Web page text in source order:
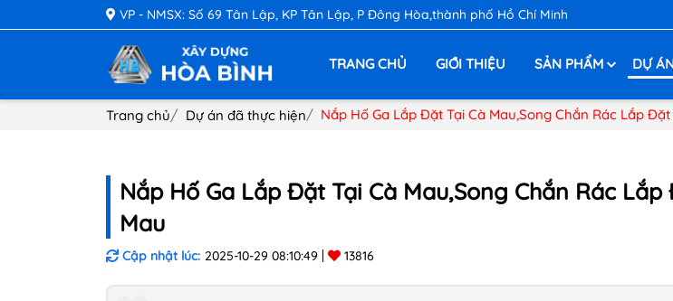
VP - NMSX: Số 69 Tân Lập, KP Tân Lập, P Đông Hòa,thành phố Hồ Chí Minh
TRANG CHỦ GIỚI THIỆU SẢN PHẨM DỰ
Trang chủ Dự án đã thực hiện Nắp Hố Ga Lắp Đặt Tại Cà Mau,Song Chắn Rác Lắp Đặt
Nắp Hố Ga Lắp Đặt Tại Cà Mau,Song Chắn Rác Lắp
Mau
Cập nhật lúc: 2025-10-29 08:10:49 13816